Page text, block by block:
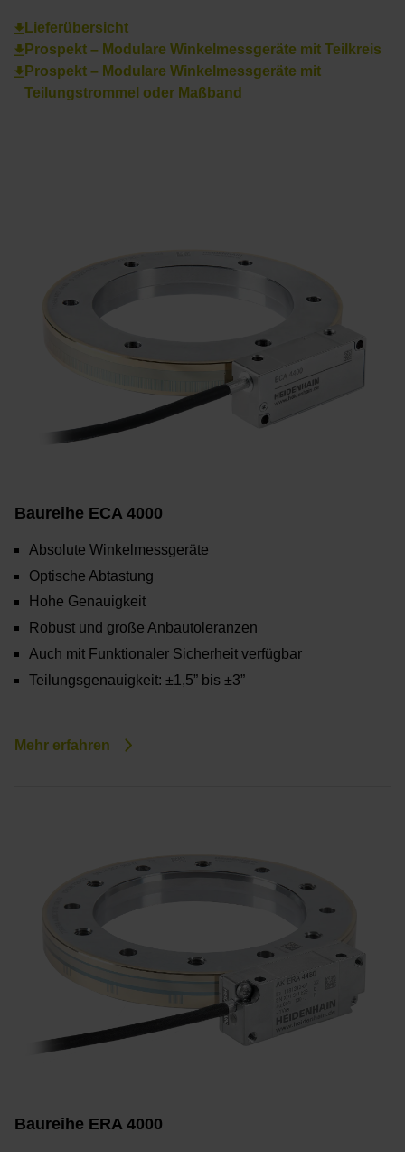
Lieferübersicht
Prospekt – Modulare Winkelmessgeräte mit Teilkreis
Prospekt – Modulare Winkelmessgeräte mit
Teilungstrommel oder Maßband
Baureihe ECA 4000
Absolute Winkelmessgeräte
Optische Abtastung
Hohe Genauigkeit
Robust und große Anbautoleranzen
Auch mit Funktionaler Sicherheit verfügbar
Teilungsgenauigkeit: ±1,5” bis ±3”
Mehr erfahren
Baureihe ERA 4000